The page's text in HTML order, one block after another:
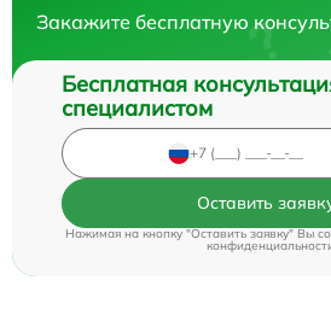
Закажите бесплатную
Бесплатная
специалистом
Оставить
Нажимая на кнопку "Оставить заявку" Вы